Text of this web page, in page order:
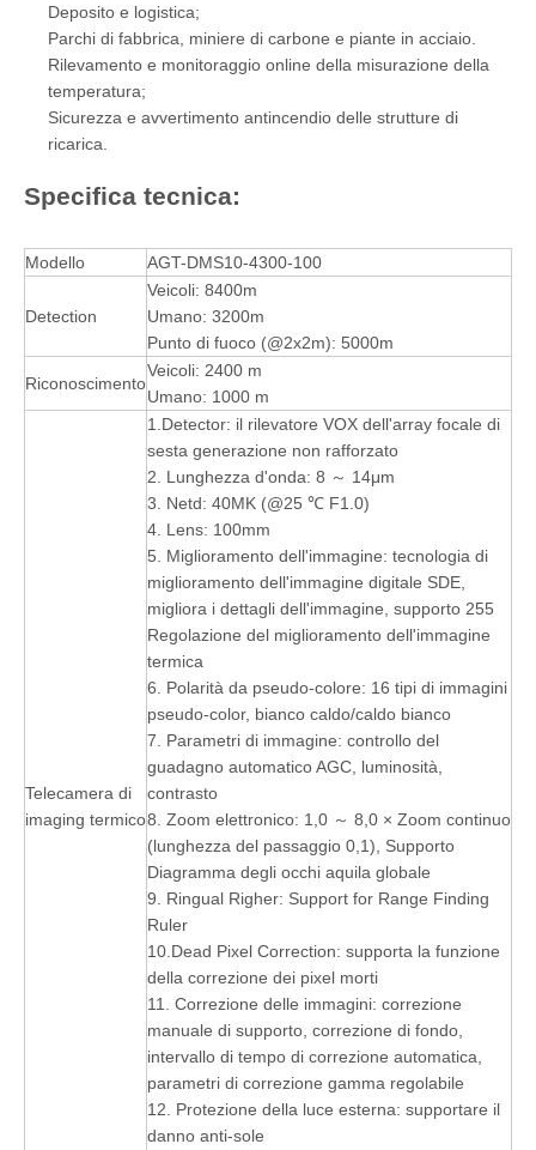
Deposito e logistica;
Parchi di fabbrica, miniere di carbone e piante in acciaio.
Rilevamento e monitoraggio online della misurazione della
temperatura;
Sicurezza e avvertimento antincendio delle strutture di
ricarica.
Specifica tecnica:
Modello AGT-DMS10-4300-100
Detection
Veicoli: 8400m
Umano: 3200m
Punto di fuoco (@2x2m): 5000m
Riconoscimento
Veicoli: 2400 m
Umano: 1000 m
Telecamera di
imaging termico
1.Detector: il rilevatore VOX dell'array focale di
sesta generazione non rafforzato
2. Lunghezza d'onda: 8 ～ 14μm
3. Netd: 40MK (@25 ℃ F1.0)
4. Lens: 100mm
5. Miglioramento dell'immagine: tecnologia di
miglioramento dell'immagine digitale SDE,
migliora i dettagli dell'immagine, supporto 255
Regolazione del miglioramento dell'immagine
termica
6. Polarità da pseudo-colore: 16 tipi di immagini
pseudo-color, bianco caldo/caldo bianco
7. Parametri di immagine: controllo del
guadagno automatico AGC, luminosità,
contrasto
8. Zoom elettronico: 1,0 ～ 8,0 × Zoom continuo
(lunghezza del passaggio 0,1), Supporto
Diagramma degli occhi aquila globale
9. Ringual Righer: Support for Range Finding
Ruler
10.Dead Pixel Correction: supporta la funzione
della correzione dei pixel morti
11. Correzione delle immagini: correzione
manuale di supporto, correzione di fondo,
intervallo di tempo di correzione automatica,
parametri di correzione gamma regolabile
12. Protezione della luce esterna: supportare il
danno anti-sole